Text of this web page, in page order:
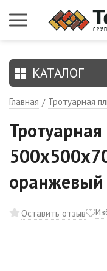
КАТАЛОГ
Главная / Тротуарная
оранжевый
Оставить отзыв